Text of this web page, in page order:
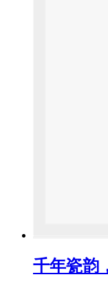
千年瓷韵